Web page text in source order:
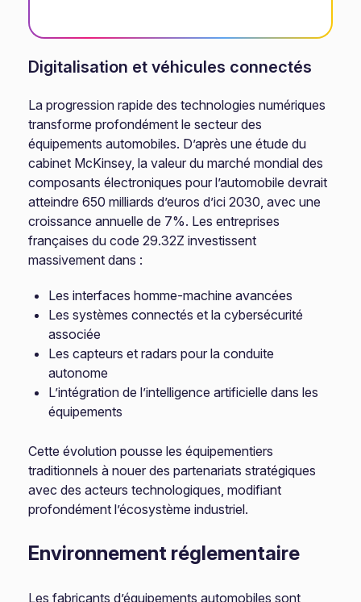
Digitalisation et véhicules connectés
La progression rapide des technologies numériques
transforme profondément le secteur des
équipements automobiles. D’après une étude du
cabinet McKinsey, la valeur du marché mondial des
composants électroniques pour l’automobile devrait
atteindre 650 milliards d’euros d’ici 2030, avec une
croissance annuelle de 7%. Les entreprises
françaises du code 29.32Z investissent
massivement dans :
Les interfaces homme-machine avancées
Les systèmes connectés et la cybersécurité
associée
Les capteurs et radars pour la conduite
autonome
L’intégration de l’intelligence artificielle dans les
équipements
Cette évolution pousse les équipementiers
traditionnels à nouer des partenariats stratégiques
avec des acteurs technologiques, modifiant
profondément l’écosystème industriel.
Environnement réglementaire
Les fabricants d’équipements automobiles sont